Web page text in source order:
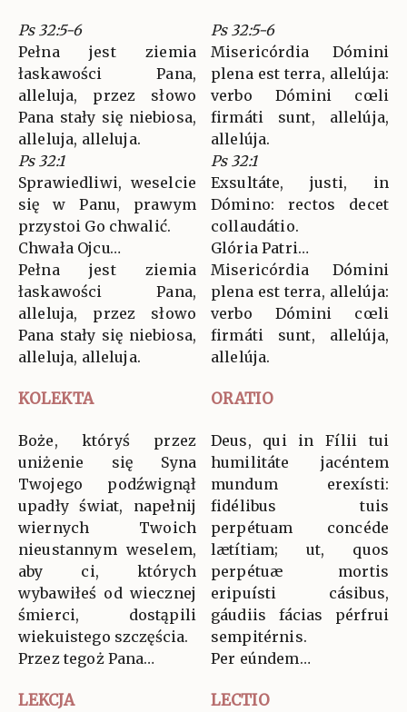
Ps 32:5-6
Pełna jest ziemia
łaskawości Pana,
alleluja, przez słowo
Pana stały się niebiosa,
alleluja, alleluja.
Ps 32:1
Sprawiedliwi, weselcie
się w Panu, prawym
przystoi Go chwalić.
Chwała Ojcu…
Pełna jest ziemia
łaskawości Pana,
alleluja, przez słowo
Pana stały się niebiosa,
alleluja, alleluja.
Ps 32:5-6
Misericórdia Dómini
plena est terra, allelúja:
verbo Dómini cœli
firmáti sunt, allelúja,
allelúja.
Ps 32:1
Exsultáte, justi, in
Dómino: rectos decet
collaudátio.
Glória Patri…
Misericórdia Dómini
plena est terra, allelúja:
verbo Dómini cœli
firmáti sunt, allelúja,
allelúja.
KOLEKTA ORATIO
Boże, któryś przez
uniżenie się Syna
Twojego podźwignął
upadły świat, napełnij
wiernych Twoich
nieustannym weselem,
aby ci, których
wybawiłeś od wiecznej
śmierci, dostąpili
wiekuistego szczęścia.
Przez tegoż Pana…
Deus, qui in Fílii tui
humilitáte jacéntem
mundum erexísti:
fidélibus tuis
perpétuam concéde
lætítiam; ut, quos
perpétuæ mortis
eripuísti cásibus,
gáudiis fácias pérfrui
sempitérnis.
Per eúndem…
LEKCJA LECTIO